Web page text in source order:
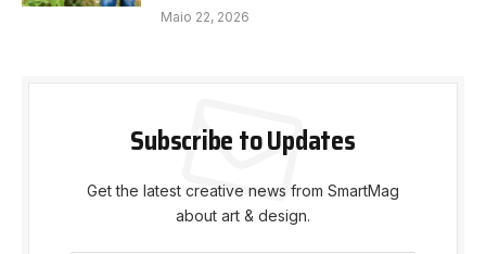
Maio 22, 2026
Subscribe to Updates
Get the latest creative news from SmartMag
about art & design.